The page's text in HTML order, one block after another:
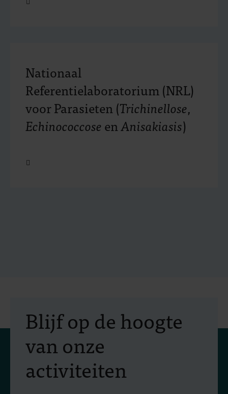
Open
Nationaal
Referentielaboratorium (NRL)
voor Parasieten (Trichinellose,
EchinococcoseenAnisakiasis)
Open
Blijf op de hoogte
van onze
activiteiten